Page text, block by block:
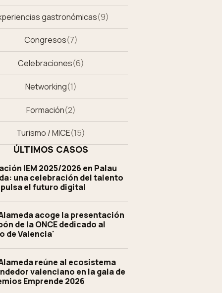
gastronómicas(9)
Congresos(7)
Celebraciones(6)
Networking(1)
Formación(2)
Turismo / MICE(15)
ÚLTIMOS CASOS
IEM 2025/2026 en Palau
una celebración del talento
el futuro digital
acoge la presentación
de la ONCE dedicado al
de Valencia'
reúne al ecosistema
valenciano en la gala de
Emprende 2026